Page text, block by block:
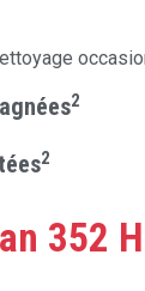
2
2
352